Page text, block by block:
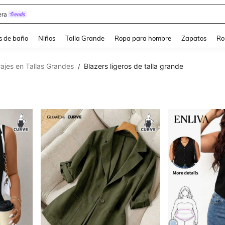
de baño Niños Talla Grande Ropa para hombre Zapatos
en Tallas Grandes / Blazers ligeros de talla grande